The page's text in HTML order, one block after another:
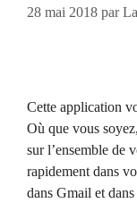
28 mai 2018 par
Cette application
Où que vous
sur l’ensemble de
rapidement dans
dans Gmail et